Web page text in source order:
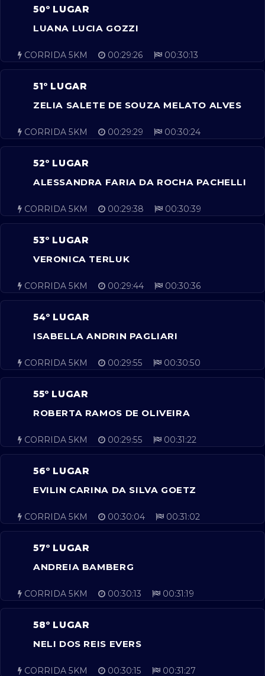
50º LUGAR
LUANA LUCIA GOZZI
CORRIDA 5KM 00:29:26 00:30:13
51º LUGAR
ZELIA SALETE DE SOUZA MELATO ALVES
CORRIDA 5KM 00:29:29 00:30:24
52º LUGAR
ALESSANDRA FARIA DA ROCHA PACHELLI
CORRIDA 5KM 00:29:38 00:30:39
53º LUGAR
VERONICA TERLUK
CORRIDA 5KM 00:29:44 00:30:36
54º LUGAR
ISABELLA ANDRIN PAGLIARI
CORRIDA 5KM 00:29:55 00:30:50
55º LUGAR
ROBERTA RAMOS DE OLIVEIRA
CORRIDA 5KM 00:29:55 00:31:22
56º LUGAR
EVILIN CARINA DA SILVA GOETZ
CORRIDA 5KM 00:30:04 00:31:02
57º LUGAR
ANDREIA BAMBERG
CORRIDA 5KM 00:30:13 00:31:19
58º LUGAR
NELI DOS REIS EVERS
CORRIDA 5KM 00:30:15 00:31:27